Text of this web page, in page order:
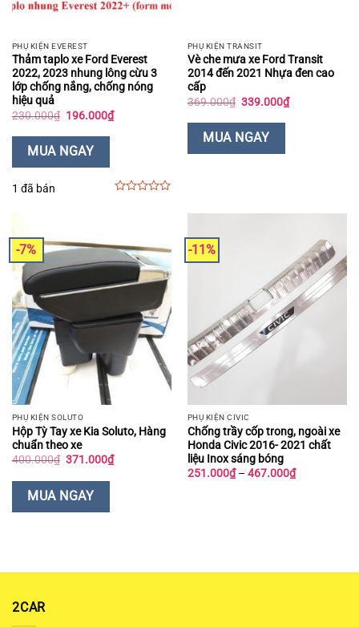
PHỤ KIỆN EVEREST
Thảm taplo xe Ford Everest
2022, 2023 nhung lông cừu 3
lớp chống nắng, chống nóng
hiệu quả
230.000₫ Giá
là:
230.000₫.
196.000₫Giá
hiện
MUA NGAY
1 đã bán
PHỤ KIỆN TRANSIT
Vè che mưa xe Ford Transit
2014 đến 2021 Nhựa đen cao
cấp
369.000₫ Giá
là:
369.000₫.
339.000₫Giá
hiện
MUA NGAY
-7%
PHỤ KIỆN SOLUTO
Hộp Tỳ Tay xe Kia Soluto, Hàng
chuẩn theo xe
400.000₫ Giá
là:
400.000₫.
371.000₫Giá
hiện
MUA NGAY
-11%
PHỤ KIỆN CIVIC
Chống trầy cốp trong, ngoài xe
Honda Civic 2016- 2021 chất
liệu Inox sáng bóng
251.000₫ – 467.000₫Khoảng
giá:
2CAR